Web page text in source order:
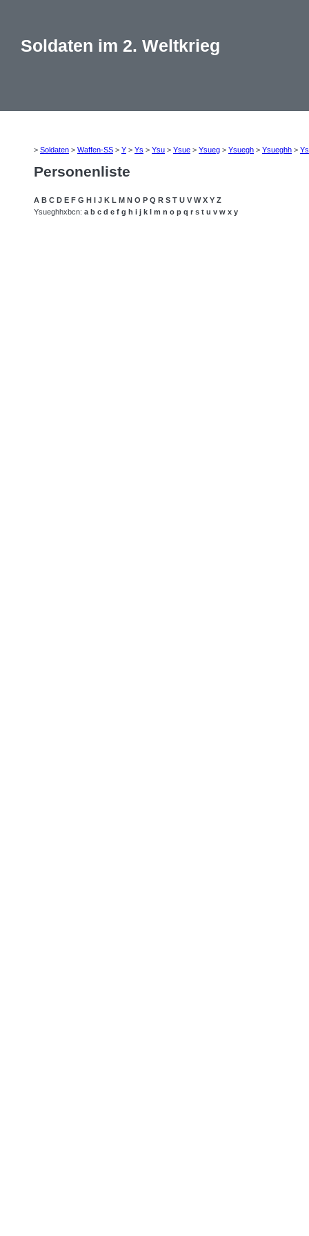
Soldaten im 2. Weltkrieg
> Soldaten > Waffen-SS > Y > Ys > Ysu > Ysue > Ysueg > Ysuegh > Ysueghh >
Personenliste
A B C D E F G H I J K L M N O P Q R S T U V W X Y Z
Ysueghhxbcn: a b c d e f g h i j k l m n o p q r s t u v w x y